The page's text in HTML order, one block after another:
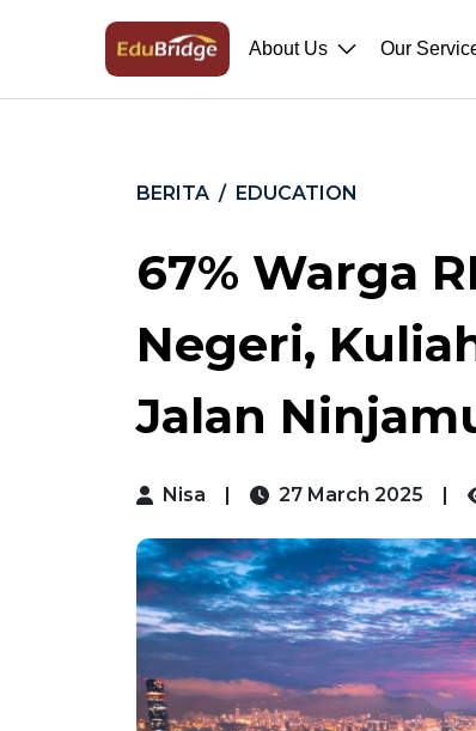
About Us Our
BERITA EDUCATION
67% Warga
Negeri,
Jalan
Nisa | 27 March 2025 |